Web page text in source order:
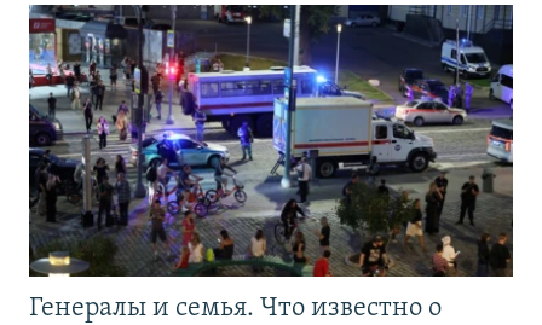
Генералы и семья. Что известно о